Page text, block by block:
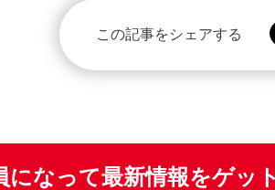
この記事をシェアする
になって最新情報をゲッ